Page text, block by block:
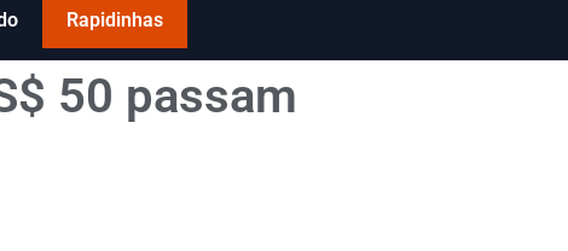
Rapidinhas
50 passam